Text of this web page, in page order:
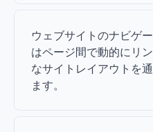
ウェブサイトのナビゲ
はページ間で動的にリ
なサイトレイアウトを
ます。